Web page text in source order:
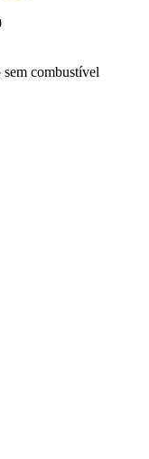
sem combustível